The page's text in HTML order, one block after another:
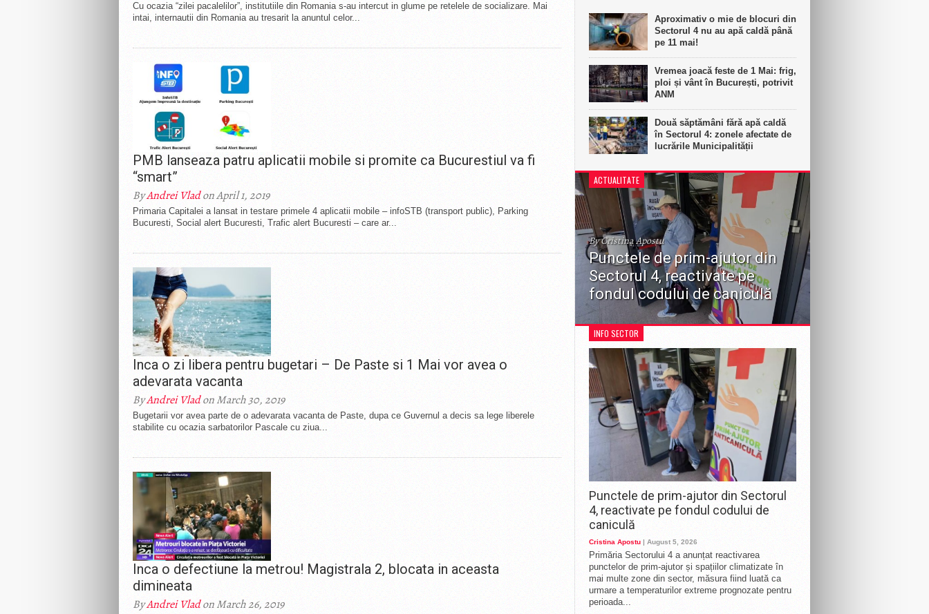
Cu ocazia “zilei pacalelilor”, institutiile din Romania s-au intercut in glume pe retelele de socializare. Mai
intai, internautii din Romania au tresarit la anuntul celor...
PMB lanseaza patru aplicatii mobile si promite ca Bucurestiul va fi
“smart”
ByAndrei Vladon April 1, 2019
Primaria Capitalei a lansat in testare primele 4 aplicatii mobile – infoSTB (transport public), Parking
Bucuresti, Social alert Bucuresti, Trafic alert Bucuresti – care ar...
Inca o zi libera pentru bugetari – De Paste si 1 Mai vor avea o
adevarata vacanta
ByAndrei Vladon March 30, 2019
Bugetarii vor avea parte de o adevarata vacanta de Paste, dupa ce Guvernul a decis sa lege liberele
stabilite cu ocazia sarbatorilor Pascale cu ziua...
Inca o defectiune la metrou! Magistrala 2, blocata in aceasta
dimineata
ByAndrei Vladon March 26, 2019
Aproximativ o mie de blocuri din
Sectorul 4 nu au apă caldă până
pe 11 mai!
Vremea joacă feste de 1 Mai: frig,
ploi și vânt în București, potrivit
ANM
Două săptămâni fără apă caldă
în Sectorul 4: zonele afectate de
lucrările Municipalității
ACTUALITATE
By Cristina Apostu
Punctele de prim-ajutor din
Sectorul 4, reactivate pe
fondul codului de caniculă
Primăria Sectorului 4 a anunțat reactivarea
punctelor de prim-ajutor și spațiilor climatizate în
mai multe zone din sector, măsura fiind luată ca
urmare a temperaturilor extreme prognozate pentru
perioada...
INFO SECTOR
Punctele de prim-ajutor din Sectorul
4, reactivate pe fondul codului de
caniculă
Cristina Apostu | August 5, 2026
Primăria Sectorului 4 a anunțat reactivarea
punctelor de prim-ajutor și spațiilor climatizate în
mai multe zone din sector, măsura fiind luată ca
urmare a temperaturilor extreme prognozate pentru
perioada...